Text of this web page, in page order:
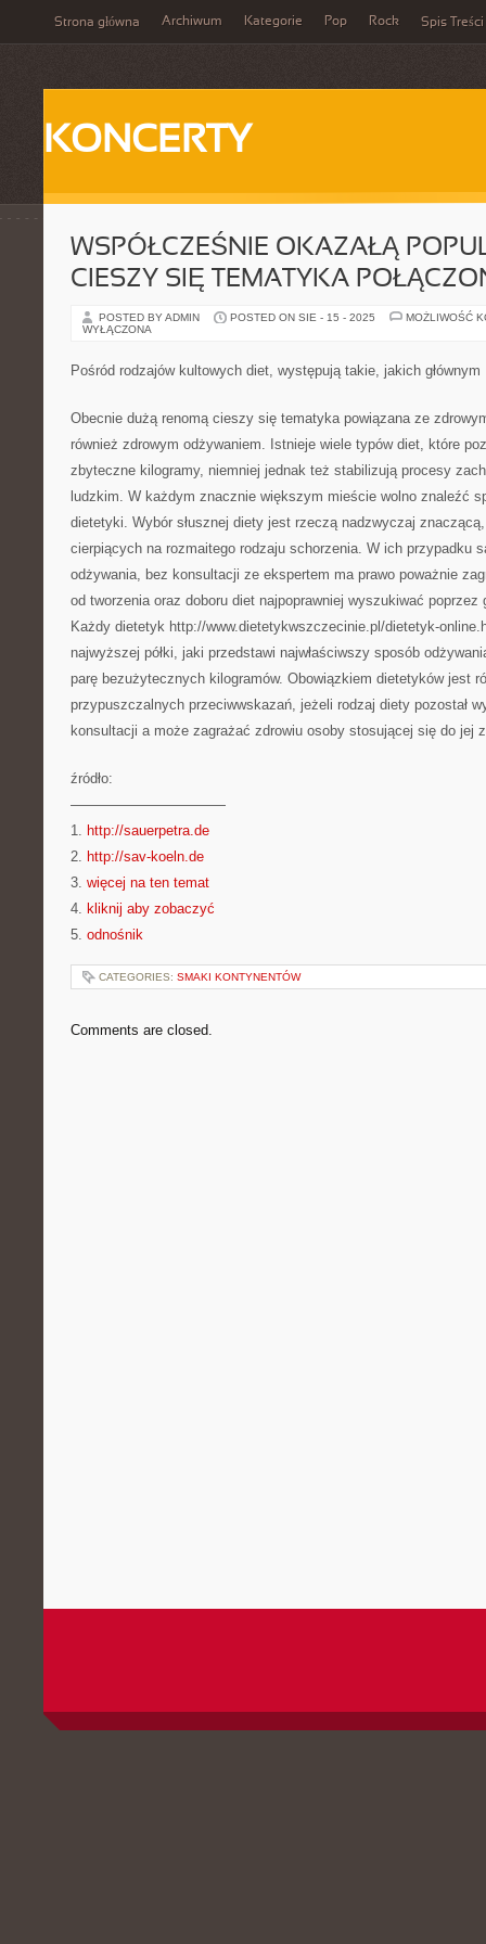
Strona główna Archiwum Kategorie Pop Rock Spis Treści
KONCERTY
WSPÓŁCZEŚNIE OKAZAŁĄ
CIESZY SIĘ TEMATYKA
POSTED BY ADMIN POSTED ON SIE - 15 - 2025
MOŻLIWOŚĆ
WYŁĄCZONA
Pośród rodzajów kultowych diet, występują takie, jakich głównym
Obecnie dużą renomą cieszy się tematyka powiązana ze
również zdrowym odżywaniem. Istnieje wiele typów diet, które
zbyteczne kilogramy, niemniej jednak też stabilizują procesy
ludzkim. W każdym znacznie większym mieście wolno znaleźć
dietetyki. Wybór słusznej diety jest rzeczą nadzwyczaj
cierpiących na rozmaitego rodzaju schorzenia. W ich przypadku
odżywania, bez konsultacji ze ekspertem ma prawo poważnie
od tworzenia oraz doboru diet najpoprawniej wyszukiwać poprzez
Każdy dietetyk http://www.dietetykwszczecinie.pl/dietetyk-
najwyższej półki, jaki przedstawi najwłaściwszy sposób
parę bezużytecznych kilogramów. Obowiązkiem dietetyków jest
przypuszczalnych przeciwwskazań, jeżeli rodzaj diety pozostał
konsultacji a może zagrażać zdrowiu osoby stosującej się do jej
źródło:
———————————
1. http://sauerpetra.de
2. http://sav-koeln.de
3. więcej na ten temat
4. kliknij aby zobaczyć
5. odnośnik
CATEGORIES: SMAKI KONTYNENTÓW
Comments are closed.